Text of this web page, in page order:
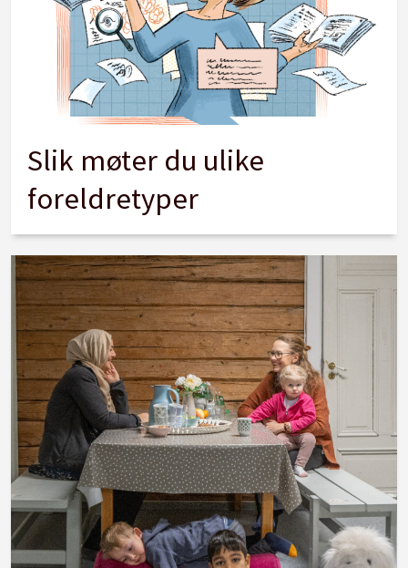
Slik møter du ulike
foreldretyper